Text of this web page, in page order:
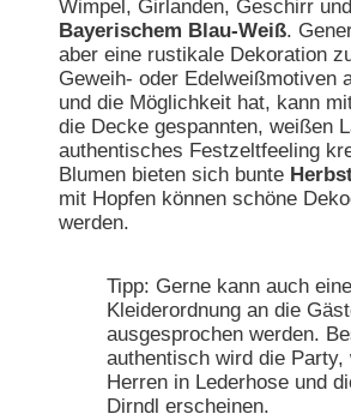
Wimpel, Girlanden, Geschirr
Bayerischem Blau-Weiß.
aber eine rustikale Dekoration
Geweih- oder Edelweißmotiven
und die Möglichkeit hat, kann
die Decke gespannten, weißen
authentisches Festzeltfeeling
Blumen bieten sich bunte
mit Hopfen können schöne
werden.
Tipp: Gerne kann auch eine
Kleiderordnung an die
ausgesprochen werden.
authentisch wird die Party,
Herren in Lederhose und
Dirndl erscheinen.